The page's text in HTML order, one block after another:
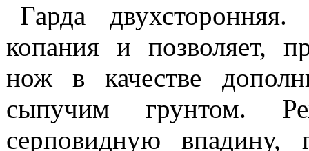
Гарда
копания и позволяет,
нож в качестве
сыпучим грунтом.
серповидную впадину,